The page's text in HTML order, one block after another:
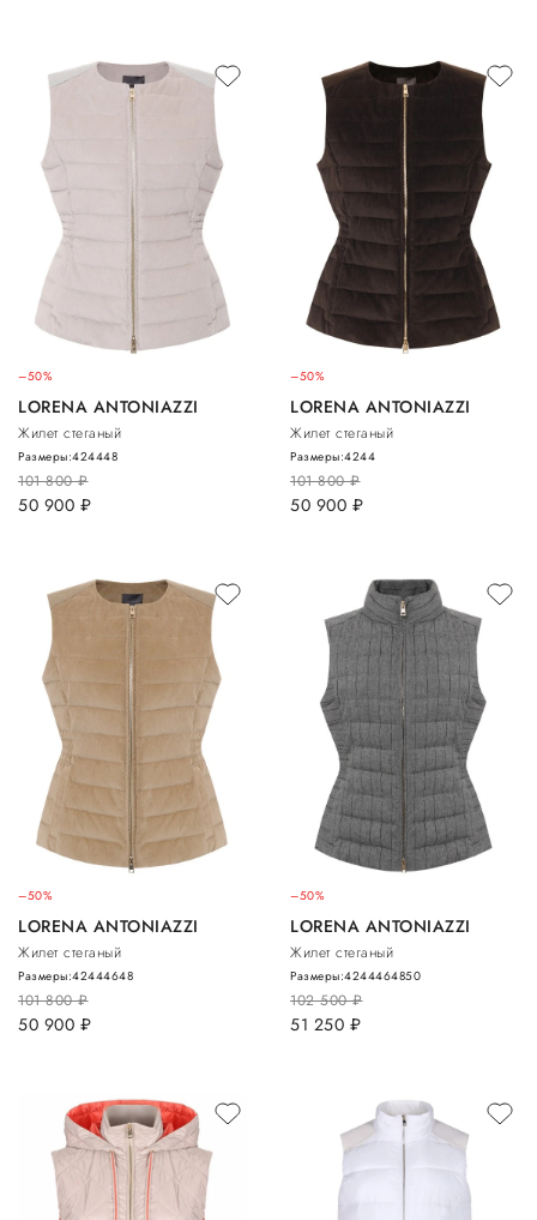
–50%
LORENA ANTONIAZZI
Жилет стеганый
101 800руб.
50 900 руб.
Размеры:424448
–50%
LORENA ANTONIAZZI
Жилет стеганый
101 800руб.
50 900 руб.
Размеры:4244
–50%
LORENA ANTONIAZZI
Жилет стеганый
101 800руб.
50 900 руб.
Размеры:42444648
–50%
LORENA ANTONIAZZI
Жилет стеганый
102 500руб.
51 250 руб.
Размеры:4244464850